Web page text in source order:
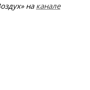
на канале